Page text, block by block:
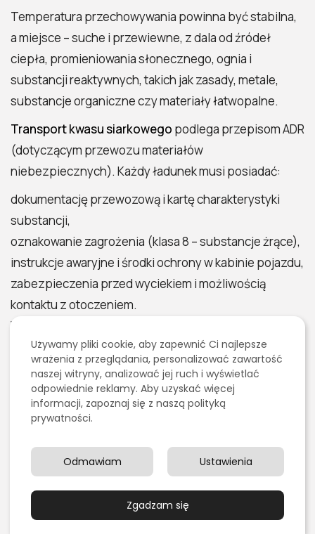
Temperatura przechowywania powinna być stabilna,
a miejsce – suche i przewiewne, z dala od źródeł
ciepła, promieniowania słonecznego, ognia i
substancji reaktywnych, takich jak zasady, metale,
substancje organiczne czy materiały łatwopalne.
Transport kwasu siarkowego podlega przepisom ADR
(dotyczącym przewozu materiałów
niebezpiecznych). Każdy ładunek musi posiadać:
dokumentację przewozową i kartę charakterystyki
substancji,
oznakowanie zagrożenia (klasa 8 – substancje żrące),
instrukcje awaryjne i środki ochrony w kabinie pojazdu,
zabezpieczenia przed wyciekiem i możliwością
kontaktu z otoczeniem.
W razie wycieku kwasu siarkowego należy jak
najszybciej zastosowaćśrodki sorbujące lub
neutralizujące, np. wodorowęglan sodu, węglan
wapnia lub specjalne neutralizatory przemysłowe.
Wyciek należy oznaczyć, zabezpieczyć dostęp i
dotyczy większej ilości substancji.
Neutralizacja musi odbywać sięw sposób
, z zachowaniem ostrożności,
odpowiedniego rozcieńczenia oraz zabezpieczenia
Używamy pliki cookie, aby zapewnić Ci najlepsze
wrażenia z przeglądania, personalizować zawartość
naszej witryny, analizować jej ruch i wyświetlać
odpowiednie reklamy. Aby uzyskać więcej
informacji, zapoznaj się z naszą polityką
prywatności.
Zgadzam się
Ustawienia
Odmawiam